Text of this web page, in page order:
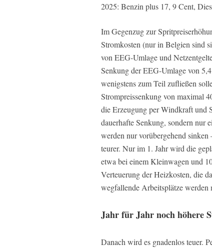
2025: Benzin plus 17, 9 Cent,
Im Gegenzug zur
Stromkosten (nur in Belgien sind
von EEG-Umlage und
Senkung der EEG-Umlage von
wenigstens zum Teil zufließen
Strompreissenkung von maximal
die Erzeugung per Windkraft und
dauerhafte Senkung, sondern nur
werden nur vorübergehend
teurer. Nur im 1. Jahr wird die
etwa bei einem Kleinwagen und
Verteuerung der Heizkosten, die
wegfallende Arbeitsplätze werden
Jahr für Jahr noch höhere
Danach wird es gnadenlos teuer.